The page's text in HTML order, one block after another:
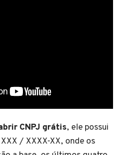
CNPJ grátis, ele possui
/ XXXX-XX, onde os